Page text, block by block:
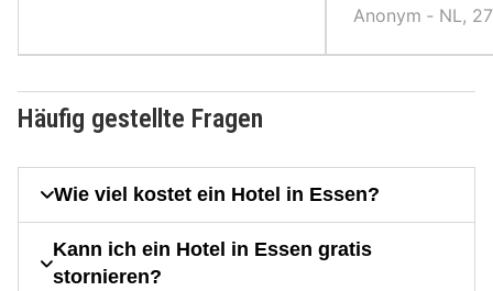
Anonym ‐ NL,
Häufig gestellte Fragen
Wie viel kostet ein Hotel in Essen?
Kann ich ein Hotel in Essen gratis
stornieren?